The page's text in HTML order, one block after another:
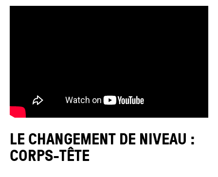
LE CHANGEMENT DE NIVEAU :
CORPS-TÊTE